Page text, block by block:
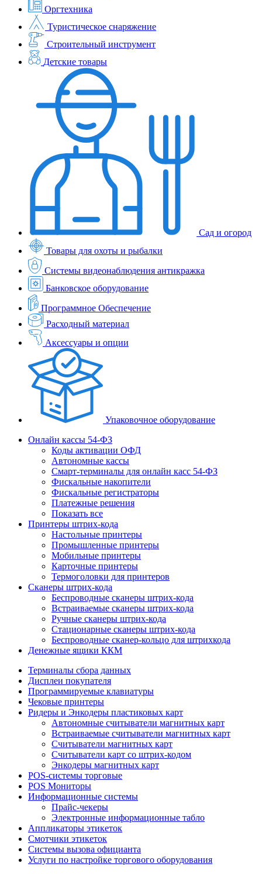
Оргтехника
Туристическое снаряжение
Строительный инструмент
Детские товары
Сад и огород
Товары для охоты и рыбалки
Системы видеонаблюдения антикражка
Банковское оборудование
Программное Обеспечение
Расходный материал
Аксессуары и опции
Упаковочное оборудование
Онлайн кассы 54-ФЗ
Коды активации ОФД
Автономные кассы
Смарт-терминалы для онлайн касс 54-ФЗ
Фискальные накопители
Фискальные регистраторы
Платежные решения
Показать все
Принтеры штрих-кода
Настольные принтеры
Промышленные принтеры
Мобильные принтеры
Карточные принтеры
Термоголовки для принтеров
Сканеры штрих-кода
Беспроводные сканеры штрих-кода
Встраиваемые сканеры штрих-кода
Ручные сканеры штрих-кода
Стационарные сканеры штрих-кода
Беспроводные сканер-кольцо для штрихкода
Денежные ящики ККМ
Терминалы сбора данных
Дисплеи покупателя
Программируемые клавиатуры
Чековые принтеры
Ридеры и Энкодеры пластиковых карт
Автономные считыватели магнитных карт
Встраиваемые считыватели магнитных карт
Считыватели магнитных карт
Считыватели карт со штрих-кодом
Энкодеры магнитных карт
POS-системы торговые
POS Мониторы
Информационные системы
Прайс-чекеры
Электронные информационные табло
Аппликаторы этикеток
Смотчики этикеток
Системы вызова официанта
Услуги по настройке торгового оборудования